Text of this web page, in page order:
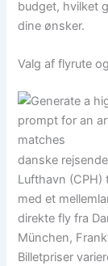
budget, hvilket
dine ønsker.
Valg af flyrute
danske
Lufthavn (CPH)
med et
direkte fly fra
München,
Billetpriser